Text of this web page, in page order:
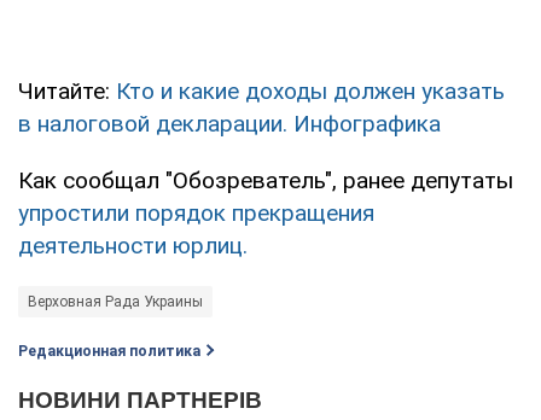
Читайте: Кто и какие доходы должен указать
в налоговой декларации. Инфографика
Как сообщал "Обозреватель", ранее депутаты
упростили порядок прекращения
деятельности юрлиц.
Верховная Рада Украины
Редакционная политика